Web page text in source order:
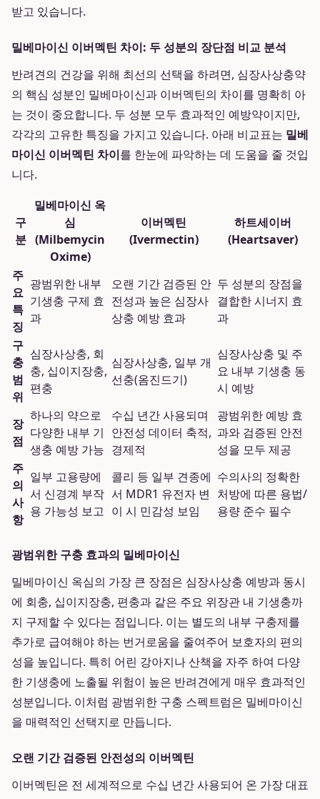
받고 있습니다.
밀베마이신 이버멕틴 차이: 두 성분의 장단점 비교 분석
반려견의 건강을 위해 최선의 선택을 하려면, 심장사상충약
의 핵심 성분인 밀베마이신과 이버멕틴의 차이를 명확히 아
는 것이 중요합니다. 두 성분 모두 효과적인 예방약이지만,
각각의 고유한 특징을 가지고 있습니다. 아래 비교표는 밀베
마이신 이버멕틴 차이를 한눈에 파악하는 데 도움을 줄 것입
니다.
구
분
밀베마이신 옥
심
(Milbemycin
Oxime)
이버멕틴
(Ivermectin)
하트세이버
(Heartsaver)
주
요
특
징
광범위한 내부
기생충 구제 효
과
오랜 기간 검증된 안
전성과 높은 심장사
상충 예방 효과
두 성분의 장점을
결합한 시너지 효
과
구
충
범
위
심장사상충, 회
충, 십이지장충,
편충
심장사상충, 일부 개
선충(옴진드기)
심장사상충 및 주
요 내부 기생충 동
시 예방
장
점
하나의 약으로
다양한 내부 기
생충 예방 가능
수십 년간 사용되며
안전성 데이터 축적,
경제적
광범위한 예방 효
과와 검증된 안전
성을 모두 제공
주
의
사
항
일부 고용량에
서 신경계 부작
용 가능성 보고
콜리 등 일부 견종에
서 MDR1 유전자 변
이 시 민감성 보임
수의사의 정확한
처방에 따른 용법/
용량 준수 필수
광범위한 구충 효과의 밀베마이신
밀베마이신 옥심의 가장 큰 장점은 심장사상충 예방과 동시
에 회충, 십이지장충, 편충과 같은 주요 위장관 내 기생충까
지 구제할 수 있다는 점입니다. 이는 별도의 내부 구충제를
추가로 급여해야 하는 번거로움을 줄여주어 보호자의 편의
성을 높입니다. 특히 어린 강아지나 산책을 자주 하여 다양
한 기생충에 노출될 위험이 높은 반려견에게 매우 효과적인
성분입니다. 이처럼 광범위한 구충 스펙트럼은 밀베마이신
을 매력적인 선택지로 만듭니다.
오랜 기간 검증된 안전성의 이버멕틴
이버멕틴은 전 세계적으로 수십 년간 사용되어 온 가장 대표